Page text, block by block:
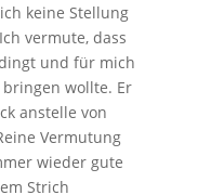
keine Stellung
vermute, dass
und für mich
wollte. Er
anstelle von
Vermutung
wieder gute
Strich